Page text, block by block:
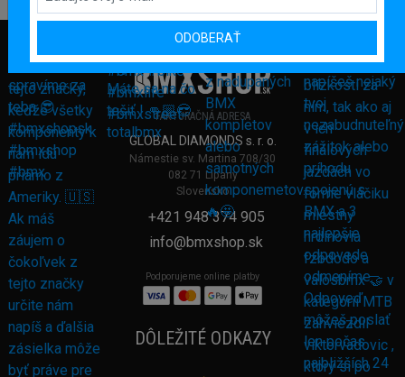
FAKTURAČNÁ ADRESA
GLOBAL DIAMONDS s. r. o.
Námestie sv. Martina 708/30
082 71 Lipany
Slovensko
+421 948 374 905
info@bmxshop.sk
Podporujeme online platby
DÔLEŽITÉ ODKAZY
ODOBERAŤ